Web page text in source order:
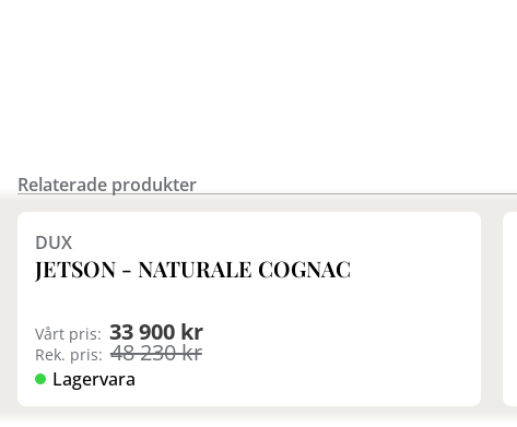
Relaterade produkter
DUX
JETSON - NATURALE COGNAC
Vårt pris: 33 900 kr
Rek. pris: 48 230 kr
Lagervara